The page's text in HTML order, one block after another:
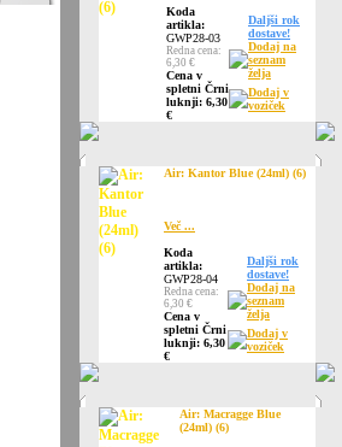
Koda
artikla:
GWP28-03
Redna cena:
6,30 €
Cena v
spletni Črni
luknji: 6,30
€
Daljši rok
dostave!
Dodaj na
seznam
želja
Dodaj v
voziček
Air: Kantor Blue (24ml) (6)
Več ...
Koda
artikla:
GWP28-04
Redna cena:
6,30 €
Cena v
spletni Črni
luknji: 6,30
€
Daljši rok
dostave!
Dodaj na
seznam
želja
Dodaj v
voziček
Air: Macragge Blue
(24ml) (6)